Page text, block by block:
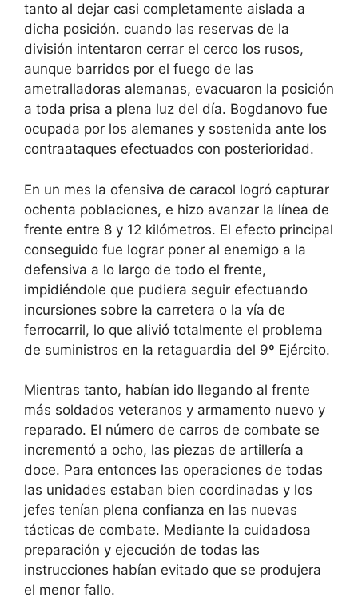
tanto al dejar casi completamente aislada a
dicha posición. cuando las reservas de la
división intentaron cerrar el cerco los rusos,
aunque barridos por el fuego de las
ametralladoras alemanas, evacuaron la posición
a toda prisa a plena luz del día. Bogdanovo fue
ocupada por los alemanes y sostenida ante los
contraataques efectuados con posterioridad.
En un mes la ofensiva de caracol logró capturar
ochenta poblaciones, e hizo avanzar la línea de
frente entre 8 y 12 kilómetros. El efecto principal
conseguido fue lograr poner al enemigo a la
defensiva a lo largo de todo el frente,
impidiéndole que pudiera seguir efectuando
incursiones sobre la carretera o la vía de
ferrocarril, lo que alivió totalmente el problema
de suministros en la retaguardia del 9º Ejército.
Mientras tanto, habían ido llegando al frente
más soldados veteranos y armamento nuevo y
reparado. El número de carros de combate se
incrementó a ocho, las piezas de artillería a
doce. Para entonces las operaciones de todas
las unidades estaban bien coordinadas y los
jefes tenían plena confianza en las nuevas
tácticas de combate. Mediante la cuidadosa
preparación y ejecución de todas las
instrucciones habían evitado que se produjera
el menor fallo.